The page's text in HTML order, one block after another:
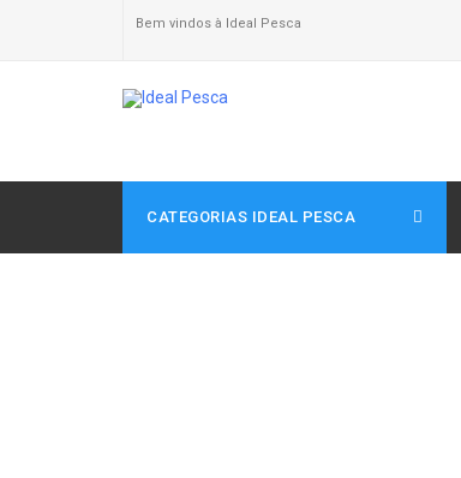
Bem vindos à Ideal Pesca
CATEGORIAS IDEAL PESCA